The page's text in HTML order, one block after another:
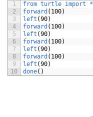
1
2
3
4
5
6
7
8
9
10
from turtle import *
forward ( 100)
left (90)
forward ( 100)
left (90)
forward ( 100)
left (90)
forward ( 100)
left (90)
done( )